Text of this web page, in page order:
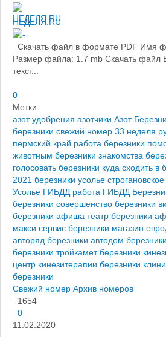
НЕДЕЛЯ.RU
Скачать файл в формате PDF Имя
Размер файла: 1.7 mb Скачать файл
текст...
0
Метки:
азот удобрения азотчики Азот
березники свежий номер 33 неделя
пермский край работа березники
животным березники знакомства
голосовать березники куда сходить в
2021 березники усолье строгановское
Усолье ГИБДД работа ГИБДД
березники совершенство березники
березники афиша театр березники
макси сервис березники магазин
авторяд березники автодом березники
березники тройкамет березники
центр кинезитерапии березники
березники
Свежий номер Архив номеров
1654
0
11.02.2020